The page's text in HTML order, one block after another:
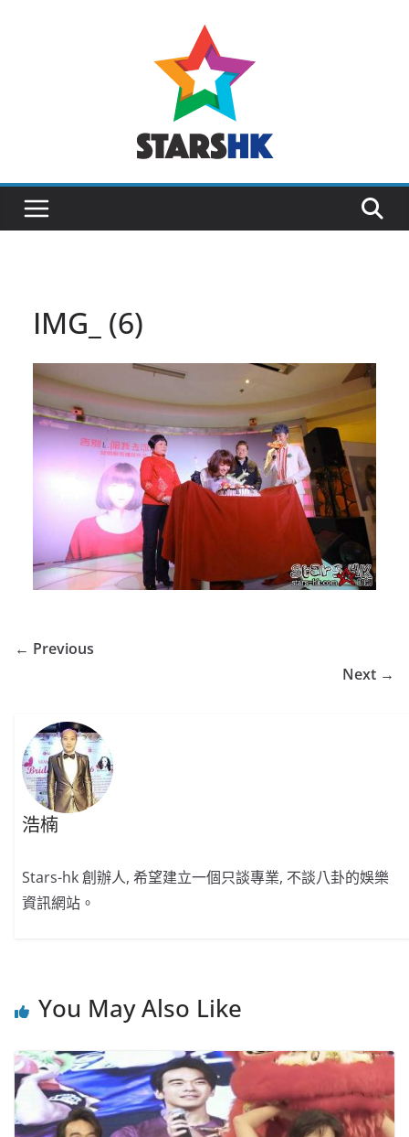
IMG_ (6)
← Previous
Next →
浩楠
Stars-hk 創辦人, 希望建立一個只談專業, 不談八卦的娛樂
資訊網站。
You May Also Like